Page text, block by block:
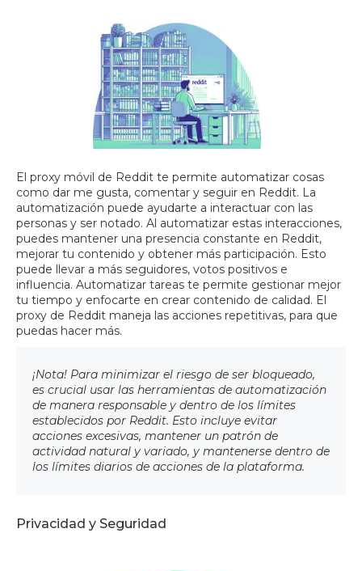
El proxy móvil de Reddit te permite automatizar cosas
como dar me gusta, comentar y seguir en Reddit. La
automatización puede ayudarte a interactuar con las
personas y ser notado. Al automatizar estas interacciones,
puedes mantener una presencia constante en Reddit,
mejorar tu contenido y obtener más participación. Esto
puede llevar a más seguidores, votos positivos e
influencia. Automatizar tareas te permite gestionar mejor
tu tiempo y enfocarte en crear contenido de calidad. El
proxy de Reddit maneja las acciones repetitivas, para que
puedas hacer más.
¡Nota! Para minimizar el riesgo de ser bloqueado,
es crucial usar las herramientas de automatización
de manera responsable y dentro de los límites
establecidos por Reddit. Esto incluye evitar
acciones excesivas, mantener un patrón de
actividad natural y variado, y mantenerse dentro de
los límites diarios de acciones de la plataforma.
Privacidad y Seguridad